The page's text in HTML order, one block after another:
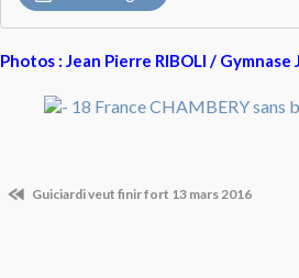
Photos : Jean Pierre RIBOLI /
Guiciardi veut finir fort 13 mars 2016